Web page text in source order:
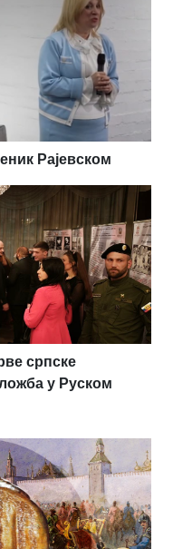
Рајевском
српске
у Руском